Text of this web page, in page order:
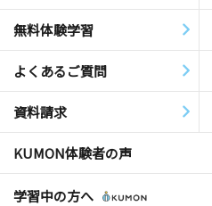
無料体験学習
よくあるご質問
資料請求
KUMON体験者の声
学習中の方へ